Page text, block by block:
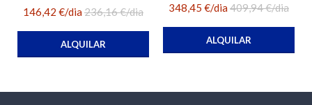
146,42 €/dia236,16 €/dia
ALQUILAR
348,45 €/dia409,94 €/dia
ALQUILAR